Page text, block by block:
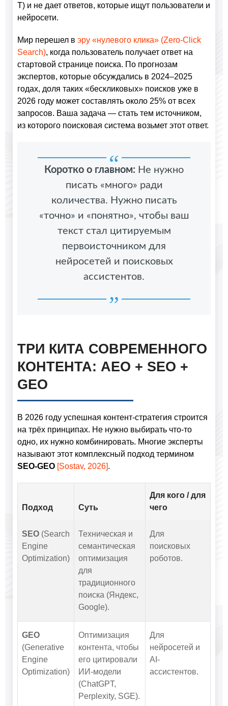
T) и не дает ответов, которые ищут пользователи и
нейросети.
Мир перешел в эру «нулевого клика» (Zero-Click
Search), когда пользователь получает ответ на
стартовой странице поиска. По прогнозам
экспертов, которые обсуждались в 2024–2025
годах, доля таких «бескликовых» поисков уже в
2026 году может составлять около 25% от всех
запросов. Ваша задача — стать тем источником,
из которого поисковая система возьмет этот ответ.
Коротко о главном: Не нужно
писать «много» ради
количества. Нужно писать
«точно» и «понятно», чтобы ваш
текст стал цитируемым
первоисточником для
нейросетей и поисковых
ассистентов.
ТРИ КИТА СОВРЕМЕННОГО
КОНТЕНТА: AEO + SEO +
GEO
В 2026 году успешная контент-стратегия строится
на трёх принципах. Не нужно выбирать что-то
одно, их нужно комбинировать. Многие эксперты
называют этот комплексный подход термином
SEO-GEO [Sostav, 2026].
Подход Суть
Для кого / для
чего
SEO (Search
Engine
Optimization)
Техническая и
семантическая
оптимизация
для
традиционного
поиска (Яндекс,
Google).
Для
поисковых
роботов.
GEO
(Generative
Engine
Optimization)
Оптимизация
контента, чтобы
его цитировали
ИИ-модели
(ChatGPT,
Perplexity, SGE).
Для
нейросетей и
AI-
ассистентов.